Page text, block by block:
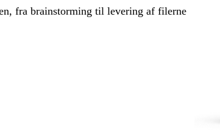
fra brainstorming til levering af filerne